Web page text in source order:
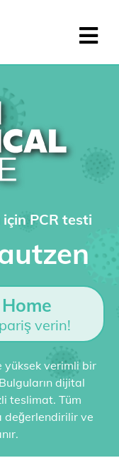
PCR testi
verin!
yüksek verimli bir
dijital
teslimat. Tüm
değerlendirilir ve